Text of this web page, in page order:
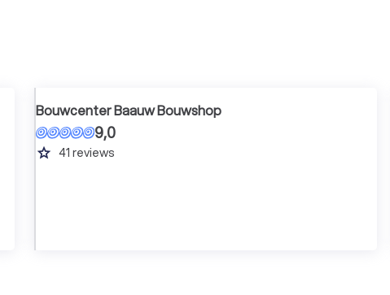
Bouwcenter Baauw Bouwshop
9,0
grade 41 reviews